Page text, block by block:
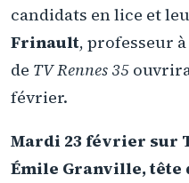
candidats en lice et
Frinault, professeur
de TV Rennes 35
février.
Mardi 23 février sur
Émile Granville,